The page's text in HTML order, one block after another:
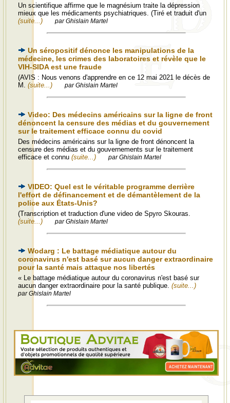
Un scientifique affirme que le magnésium traite la dépression
mieux que les médicaments psychiatriques. (Tiré et traduit d'un
(suite...)
par Ghislain Martel
Un séropositif dénonce les manipulations de la
médecine, les crimes des laboratoires et révèle que le
VIH-SIDA est une fraude
(AVIS : Nous venons d'apprendre en ce 12 mai 2021 le décès de
M. (suite...) par Ghislain Martel
Video: Des médecins américains sur la ligne de front
dénoncent la censure des médias et du gouvernement
sur le traitement efficace connu du covid
Des médecins américains sur la ligne de front dénoncent la
censure des médias et du gouvernements sur le traitement
efficace et connu (suite...) par Ghislain Martel
VIDEO: Quel est le véritable programme derrière
l'effort de définancement et de démantèlement de la
police aux États-Unis?
(Transcription et traduction d'une video de Spyro Skouras.
(suite...)
par Ghislain Martel
Wodarg : Le battage médiatique autour du
coronavirus n'est basé sur aucun danger extraordinaire
pour la santé mais attaque nos libertés
« Le battage médiatique autour du coronavirus n'est basé sur
aucun danger extraordinaire pour la santé publique. (suite...)
par Ghislain Martel